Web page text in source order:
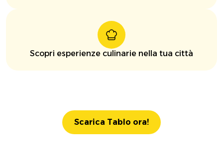
Scopri esperienze culinarie nella tua città
Scarica Tablo ora!